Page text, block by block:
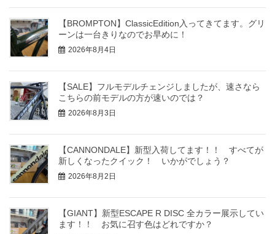
【BROMPTON】ClassicEdition入ってきてます。グリ
ーンは一台きりなのでお早めに！
2026年8月4日
【SALE】フルモデルチェンジしましたが、速さなら
こちらの前モデルの方が速いのでは？
2026年8月3日
【CANNONDALE】新型入荷してます！！ すべてが
新しくなったクイック！ いかがでしょう？
2026年8月2日
【GIANT】新型ESCAPE R DISC 全カラー展示してい
ます！！ お気に召す色はどれですか？